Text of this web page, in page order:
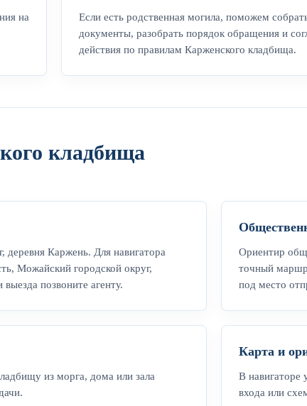
на
Если есть родственная могила, поможем
документы, разобрать порядок обращения и
действия по правилам Карженского кладбища.
кладбища
деревня Каржень. Для навигатора
Можайский городской округ,
позвоните агенту.
Ориентир
точный
под место
из морга, дома или зала
Карта и
В навигаторе
входа или